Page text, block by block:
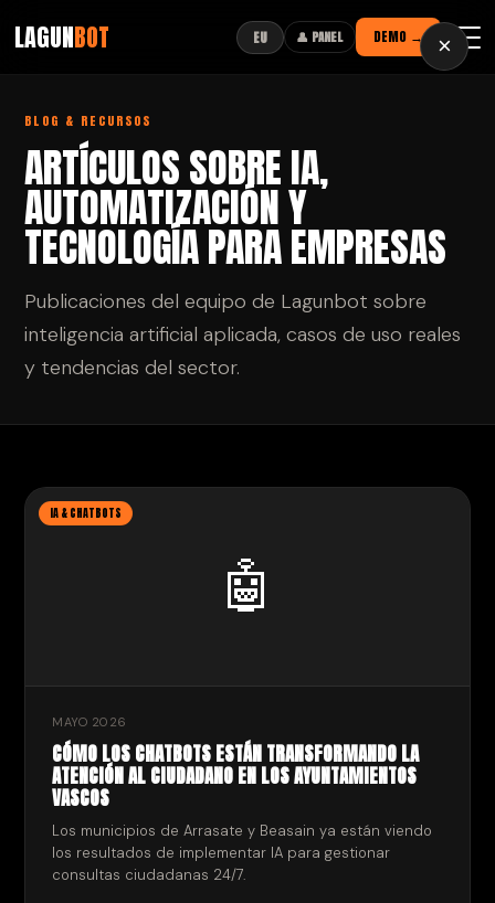
LAGUNBOT EU 👤 PANEL DEMO →
BLOG & RECURSOS
ARTÍCULOS SOBRE IA,
AUTOMATIZACIÓN Y
TECNOLOGÍA PARA EMPRESAS
Publicaciones del equipo de Lagunbot sobre
inteligencia artificial aplicada, casos de uso reales
y tendencias del sector.
🤖
IA & CHATBOTS
MAYO 2026
CÓMO LOS CHATBOTS ESTÁN TRANSFORMANDO LA
ATENCIÓN AL CIUDADANO EN LOS AYUNTAMIENTOS
VASCOS
Los municipios de Arrasate y Beasain ya están viendo
los resultados de implementar IA para gestionar
consultas ciudadanas 24/7.
×